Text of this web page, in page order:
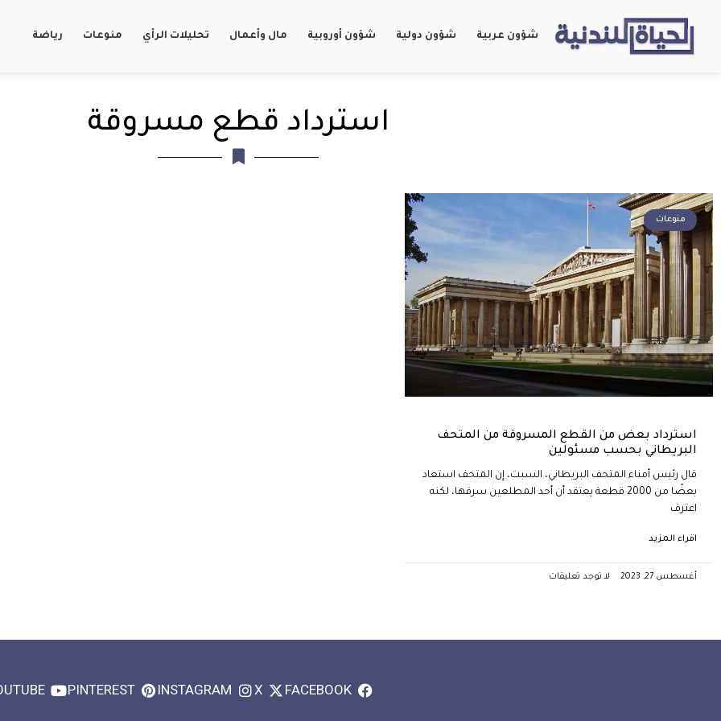
شؤون عربية شؤون دولية شؤون أوروبية مال وأعمال تحليلات الرأي منوعات رياضة
استرداد قطع مسروقة
منوعات
استرداد بعض من القطع المسروقة من المتحف
البريطاني بحسب مسئولين
قال رئيس أمناء المتحف البريطاني، السبت، إن المتحف استعاد
بعضًا من 2000 قطعة يعتقد أن أحد المطلعين سرقها، لكنه
اعترف
اقراء المزيد
أغسطس 27, 2023 لا توجد تعليقات
FACEBOOK
X
INSTAGRAM
PINTEREST